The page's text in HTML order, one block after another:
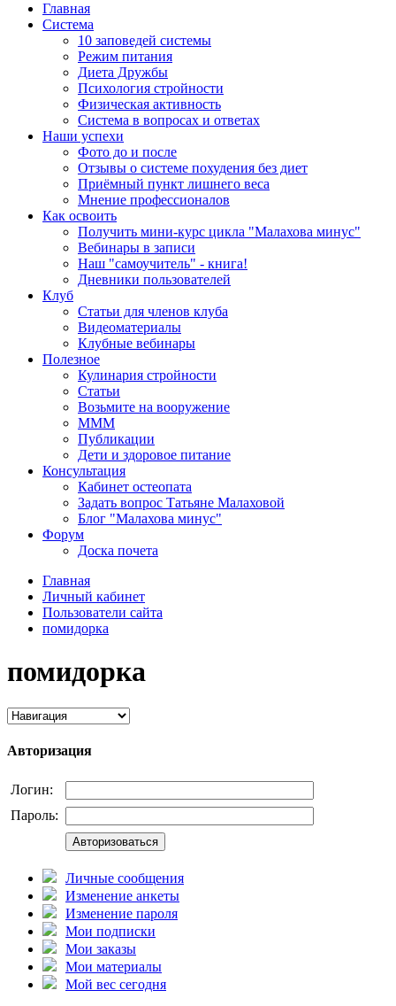
Главная
Система
10 заповедей системы
Режим питания
Диета Дружбы
Психология стройности
Физическая активность
Система в вопросах и ответах
Наши успехи
Фото до и после
Отзывы о системе похудения без диет
Приёмный пункт лишнего веса
Мнение профессионалов
Как освоить
Получить мини-курс цикла "Малахова минус"
Вебинары в записи
Наш "самоучитель" - книга!
Дневники пользователей
Клуб
Статьи для членов клуба
Видеоматериалы
Клубные вебинары
Полезное
Кулинария стройности
Статьи
Возьмите на вооружение
МММ
Публикации
Дети и здоровое питание
Консультация
Кабинет остеопата
Задать вопрос Татьяне Малаховой
Блог "Малахова минус"
Форум
Доска почета
Главная
Личный кабинет
Пользователи сайта
помидорка
помидорка
Авторизация
Логин:
Пароль:
Авторизоваться
Личные сообщения
Изменение анкеты
Изменение пароля
Мои подписки
Мои заказы
Мои материалы
Мой вес сегодня